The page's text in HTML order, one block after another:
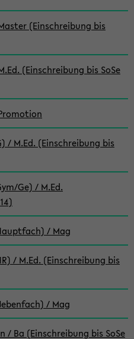
(Einschreibung bis
(Einschreibung bis SoSe
/ M.Ed. (Einschreibung bis
Ge) / M.Ed.
/ Mag
/ M.Ed. (Einschreibung bis
/ Mag
/ Ba (Einschreibung bis SoSe